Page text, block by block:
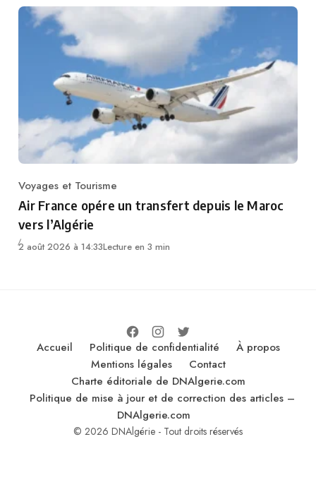
Category
Voyages et Tourisme
Air France opére un transfert depuis le Maroc
vers l’Algérie
2 août 2026 à 14:33Lecture en 3 min
Accueil Politique de confidentialité
À propos
Mentions légales
Contact
Charte éditoriale de DNAlgerie.com
Politique de mise à jour et de correction des articles –
DNAlgerie.com
© 2026 DNAlgérie - Tout droits réservés